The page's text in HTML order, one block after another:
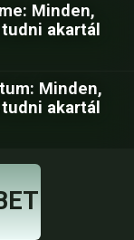
Minden,
akartál
Minden,
akartál